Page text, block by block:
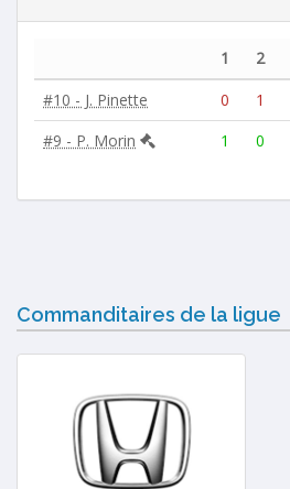
1 2
#10 - J. Pinette
0 1
#9 - P. Morin
1 0
Commanditaires de la ligue